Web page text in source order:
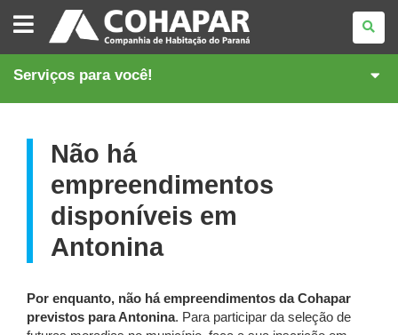
COMPANHIA
DE
HABITAÇÃO
DO
Serviços para você!
Não há
empreendimentos
disponíveis em
Antonina
Por enquanto, não há empreendimentos da Cohapar
previstos para Antonina. Para participar da seleção de